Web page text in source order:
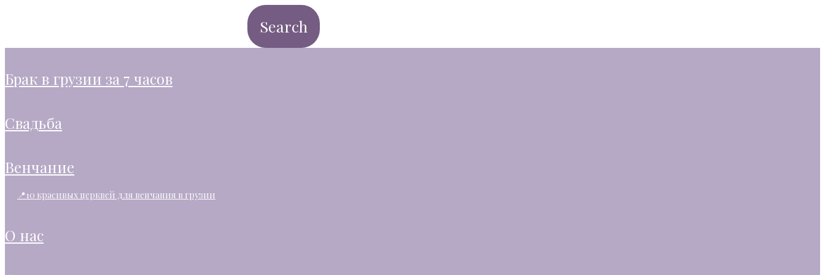
брак в грузии за 7 часов
свадьба
венчание
📍10 красивых церквей для венчания в грузии
о нас